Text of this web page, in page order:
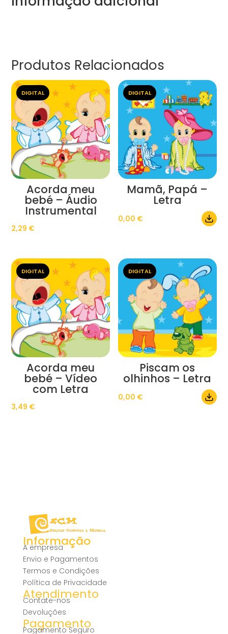
Produtos Relacionados
DIGITAL
Acorda meu
bebé – Áudio
Instrumental
2,29 €
DIGITAL
Mamã, Papá –
Letra
0,00 €
DIGITAL
Acorda meu
bebé – Vídeo
com Letra
3,49 €
DIGITAL
Piscam os
olhinhos – Letra
0,00 €
Informação
A empresa
Envio e Pagamentos
Termos e Condições
Política de Privacidade
Atendimento
Contate-nos
Devoluções
Pagamento
Pagamento Seguro